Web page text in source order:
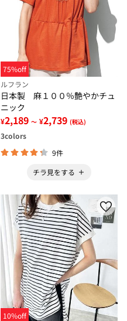
75%off
ルフラン
日本製 麻１００％艶やかチュ
ニック
¥2,189 ～ ¥2,739 (税込)
3colors
9件
チラ見をする
10%off